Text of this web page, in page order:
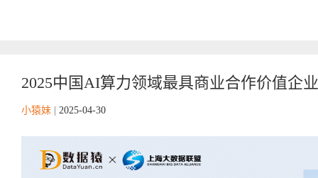
2025中国AI算力领域最具商业合作价值企
小猿妹 2025-04-30